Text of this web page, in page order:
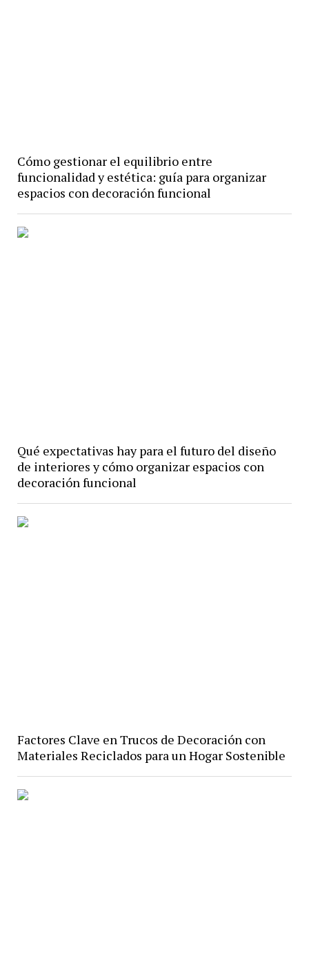
Cómo gestionar el equilibrio entre
funcionalidad y estética: guía para organizar
espacios con decoración funcional
Qué expectativas hay para el futuro del diseño
de interiores y cómo organizar espacios con
decoración funcional
Factores Clave en Trucos de Decoración con
Materiales Reciclados para un Hogar Sostenible